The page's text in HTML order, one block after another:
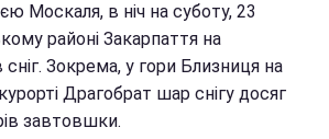
Москаля, в ніч на суботу, 23
районі Закарпаття на
сніг. Зокрема, у гори Близниця на
Драгобрат шар снігу досяг
завтовшки.